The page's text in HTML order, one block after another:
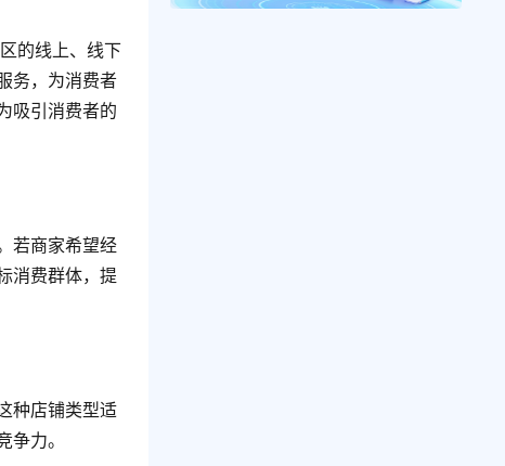
的线上、线下
务，为消费者
吸引消费者的
若商家希望经
消费群体，提
种店铺类型适
力。